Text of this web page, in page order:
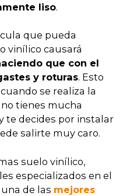
liso.
que pueda
vinílico causará
que con el
y roturas. Esto
se realiza la
tienes mucha
te decides por instalar
salirte muy caro.
suelo vinílico,
especializados en el
de las mejores